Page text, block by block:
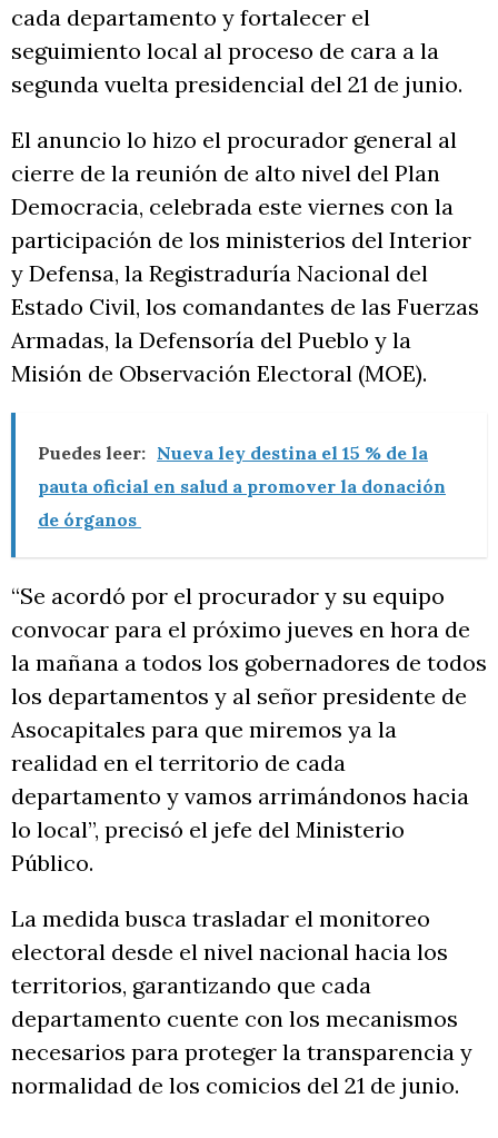
cada departamento y fortalecer el
seguimiento local al proceso de cara a la
segunda vuelta presidencial del 21 de junio.
El anuncio lo hizo el procurador general al
cierre de la reunión de alto nivel del Plan
Democracia, celebrada este viernes con la
participación de los ministerios del Interior
y Defensa, la Registraduría Nacional del
Estado Civil, los comandantes de las Fuerzas
Armadas, la Defensoría del Pueblo y la
Misión de Observación Electoral (MOE).
Puedes leer: Nueva ley destina el 15 % de la
pauta oficial en salud a promover la donación
de órganos
“Se acordó por el procurador y su equipo
convocar para el próximo jueves en hora de
la mañana a todos los gobernadores de todos
los departamentos y al señor presidente de
Asocapitales para que miremos ya la
realidad en el territorio de cada
departamento y vamos arrimándonos hacia
lo local”, precisó el jefe del Ministerio
Público.
La medida busca trasladar el monitoreo
electoral desde el nivel nacional hacia los
territorios, garantizando que cada
departamento cuente con los mecanismos
necesarios para proteger la transparencia y
normalidad de los comicios del 21 de junio.